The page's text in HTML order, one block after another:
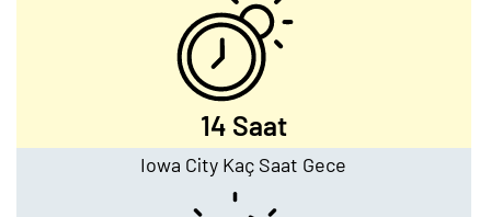
14 Saat
Iowa City Kaç Saat Gece